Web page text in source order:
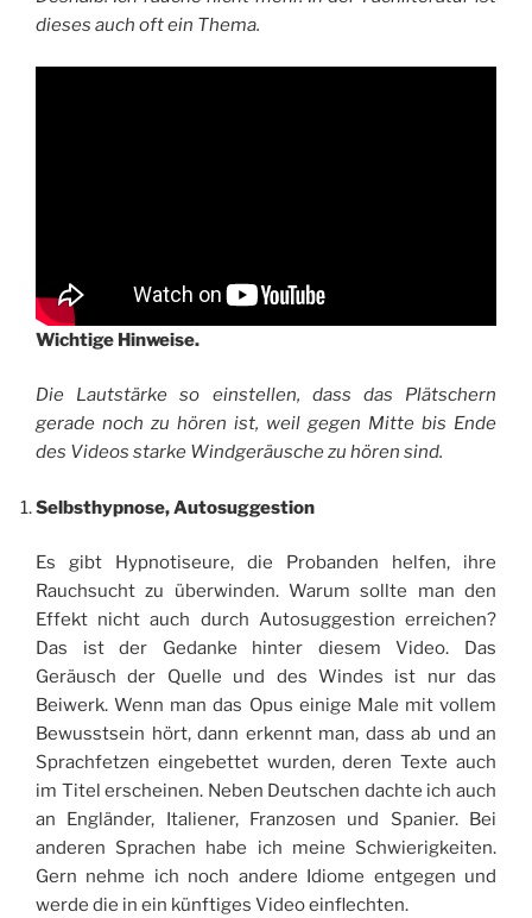
dieses auch oft ein Thema.
Wichtige Hinweise.
Die Lautstärke so einstellen, dass das Plätschern
gerade noch zu hören ist, weil gegen Mitte bis Ende
des Videos starke Windgeräusche zu hören sind.
Selbsthypnose, Autosuggestion
Es gibt Hypnotiseure, die Probanden helfen, ihre
Rauchsucht zu überwinden. Warum sollte man den
Effekt nicht auch durch Autosuggestion erreichen?
Das ist der Gedanke hinter diesem Video. Das
Geräusch der Quelle und des Windes ist nur das
Beiwerk. Wenn man das Opus einige Male mit vollem
Bewusstsein hört, dann erkennt man, dass ab und an
Sprachfetzen eingebettet wurden, deren Texte auch
im Titel erscheinen. Neben Deutschen dachte ich auch
an Engländer, Italiener, Franzosen und Spanier. Bei
anderen Sprachen habe ich meine Schwierigkeiten.
Gern nehme ich noch andere Idiome entgegen und
werde die in ein künftiges Video einflechten.